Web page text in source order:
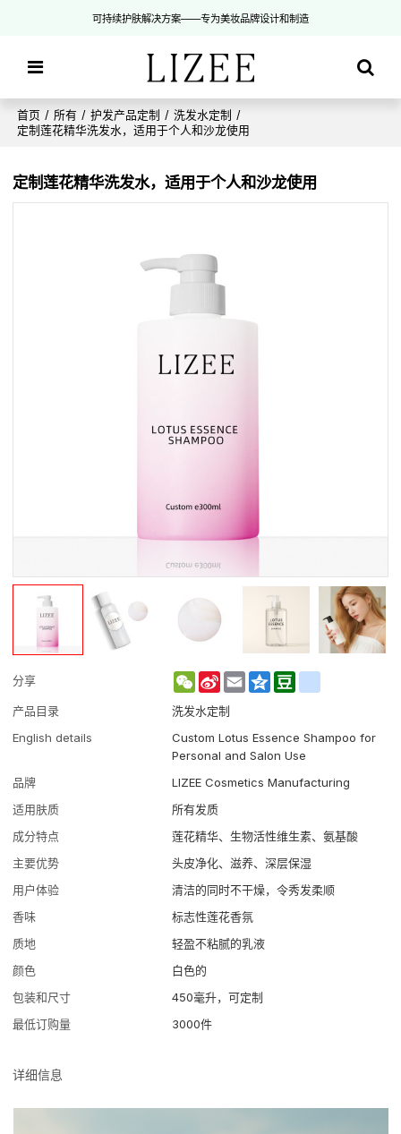
可持续护肤解决方案——专为美妆品牌设计和制造
首页 / 所有 / 护发产品定制 / 洗发水定制 /
定制莲花精华洗发水，适用于个人和沙龙使用
定制莲花精华洗发水，适用于个人和沙龙使用
分享 WeChat
Sina
Weibo
Email Qzone
产品目录
洗发水定制
English details
Custom Lotus Essence Shampoo for
Personal and Salon Use
品牌
LIZEE Cosmetics Manufacturing
适用肤质
所有发质
成分特点
莲花精华、生物活性维生素、氨基酸
主要优势
头皮净化、滋养、深层保湿
用户体验
清洁的同时不干燥，令秀发柔顺
香味
标志性莲花香氛
质地
轻盈不粘腻的乳液
颜色
白色的
包装和尺寸
450毫升，可定制
最低订购量
3000件
详细信息